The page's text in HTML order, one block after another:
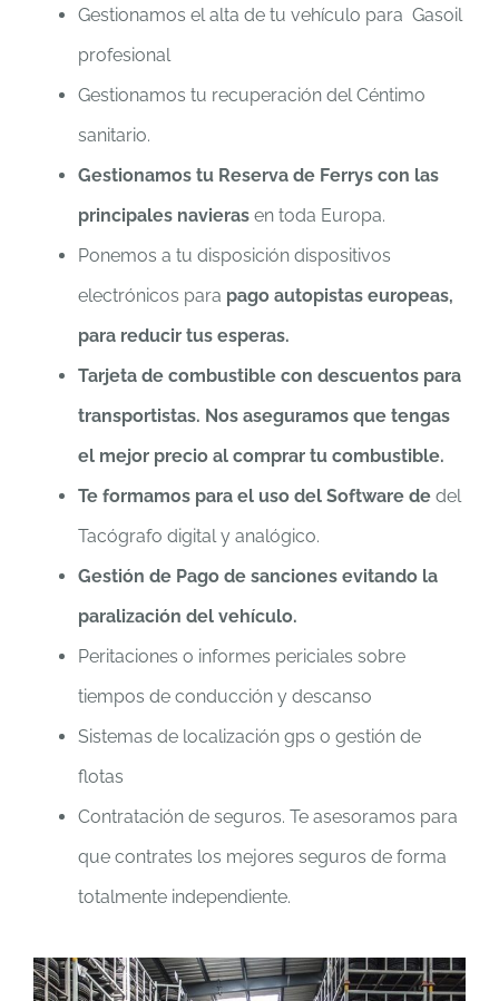
Gestionamos el alta de tu vehículo para Gasoil
profesional
Gestionamos tu recuperación del Céntimo
sanitario.
Gestionamos tu Reserva de Ferrys con las
principales navierasen toda Europa.
Ponemos a tu disposición dispositivos
electrónicos para pago autopistas europeas,
para reducir tus esperas.
Tarjeta de combustible con descuentos para
transportistas. Nos aseguramos que tengas
el mejor precio al comprar tu combustible.
Te formamos para el uso del Software de del
Tacógrafo digital y analógico.
Gestión de Pago de sanciones evitando la
paralización del vehículo.
Peritaciones o informes periciales sobre
tiempos de conducción y descanso
Sistemas de localización gps o gestión de
flotas
Contratación de seguros. Te asesoramos para
que contrates los mejores seguros de forma
totalmente independiente.